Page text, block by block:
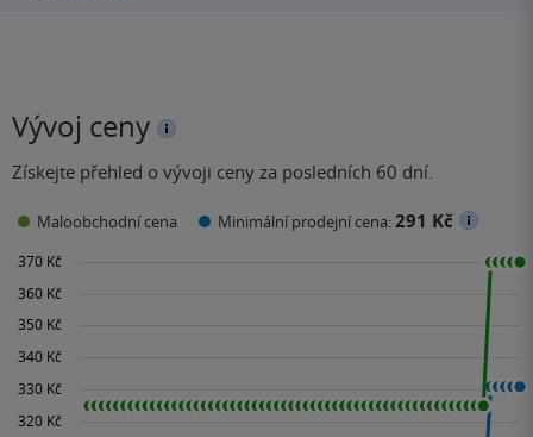
Vývoj ceny
Získejte přehled o vývoji ceny za posledních 60 dní.
Maloobchodní cena Minimální prodejní cena:291 Kč